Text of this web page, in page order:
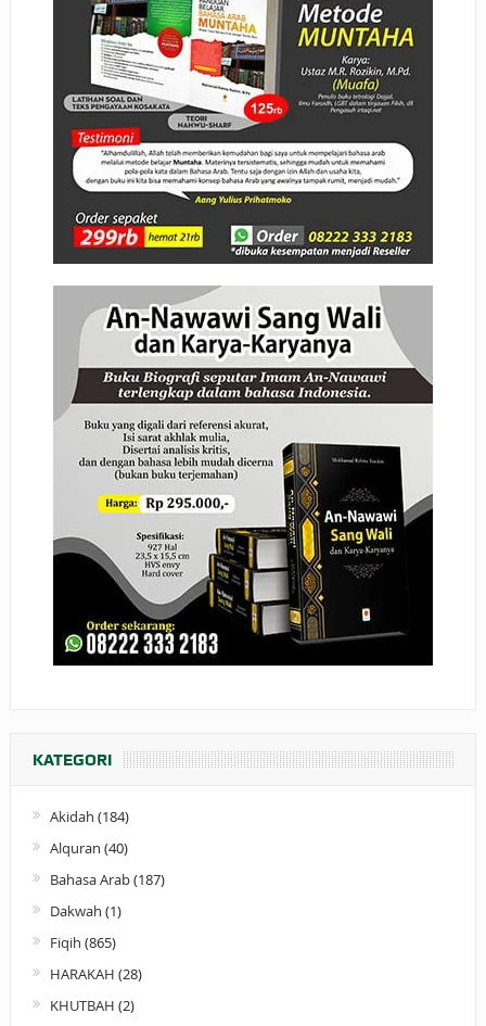
KATEGORI
Akidah (184)
Alquran (40)
Bahasa Arab(187)
Dakwah (1)
Fiqih (865)
HARAKAH (28)
KHUTBAH (2)